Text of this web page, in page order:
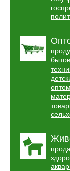
оптом